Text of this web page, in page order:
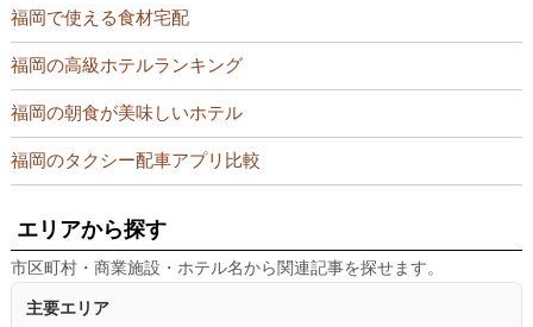
福岡で使える食材宅配
福岡の高級ホテルランキング
福岡の朝食が美味しいホテル
福岡のタクシー配車アプリ比較
エリアから探す
市区町村・商業施設・ホテル名から関連記事を探せます。
主要エリア